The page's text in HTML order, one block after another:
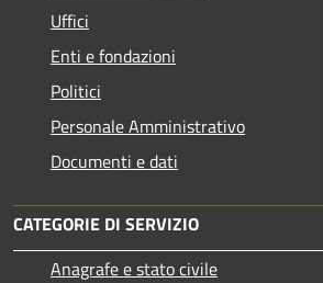
Uffici
Enti e fondazioni
Politici
Personale Amministrativo
Documenti e dati
CATEGORIE DI SERVIZIO
Anagrafe e stato civile